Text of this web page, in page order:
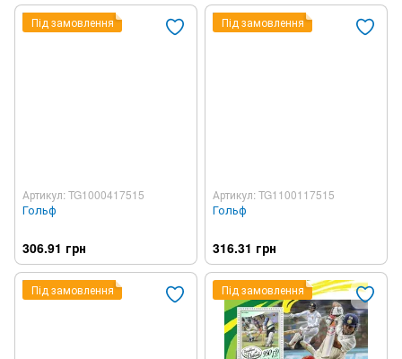
Під замовлення
Артикул: TG1000417515
Гольф
306.91 грн
Під замовлення
Артикул: TG1100117515
Гольф
316.31 грн
Під замовлення Під замовлення